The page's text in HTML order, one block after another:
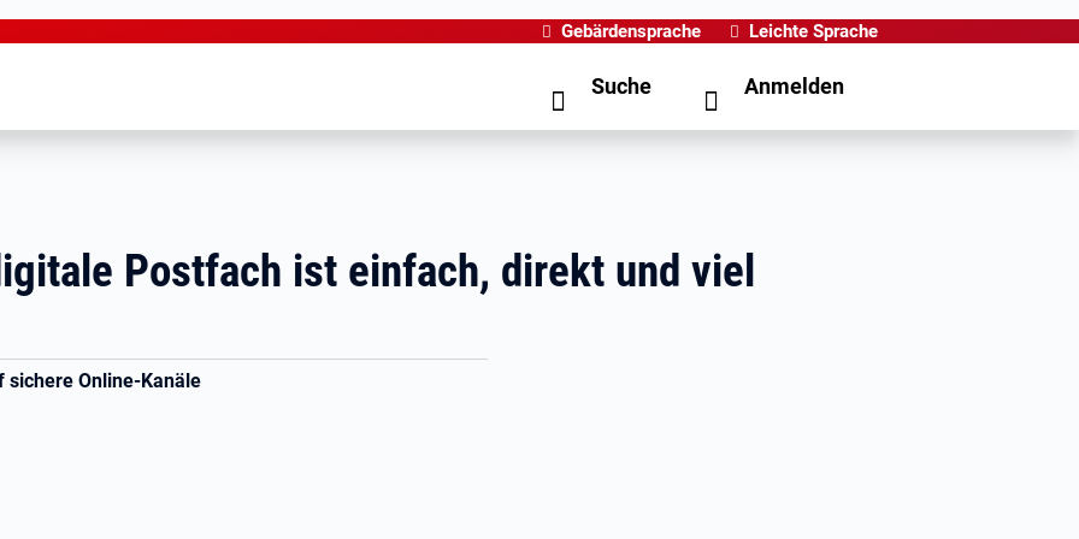
Gebärdensprache Leichte Sprache
Suche Anmelden
Postfach ist einfach, direkt und viel
Online-Kanäle